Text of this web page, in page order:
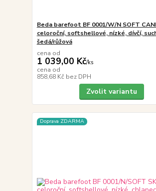
Beda barefoot BF 0001/W/N SOFT
celoroční, softshellové, nízké, dívčí,
šedá/růžová
cena od
1 039,00 Kč/ks
cena od
858,68 Kč bez DPH
Zvolit variantu
Doprava ZDARMA